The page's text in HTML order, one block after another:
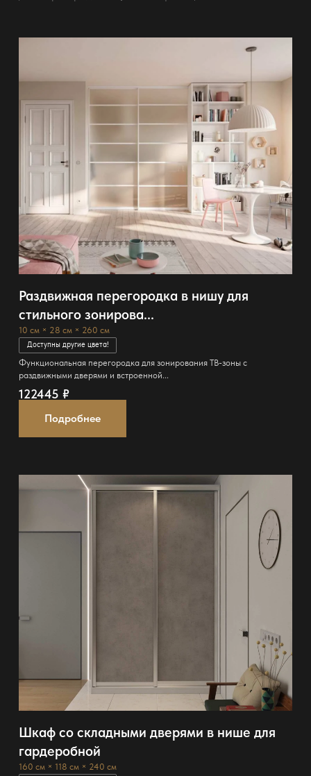
Раздвижная перегородка в нишу для
стильного зонирова...
10 см × 28 см × 260 см
Доступны другие цвета!
Функциональная перегородка для зонирования ТВ-зоны с
раздвижными дверями и встроенной...
122445 ₽
Подробнее
Шкаф со складными дверями в нише для
гардеробной
160 см × 118 см × 240 см